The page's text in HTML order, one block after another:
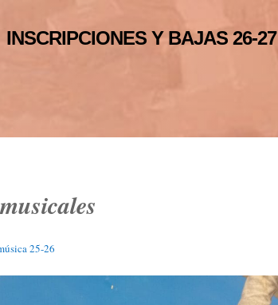
INSCRIPCIONES Y BAJAS 26-27
25-26